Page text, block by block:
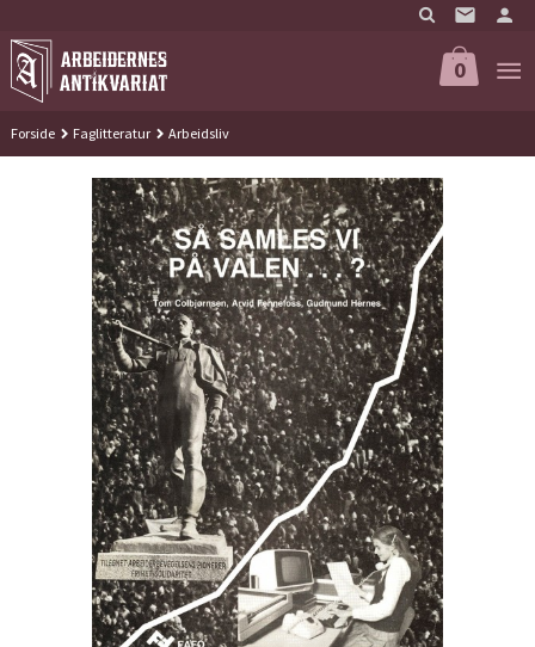
til
innholdet
0
Forside Faglitteratur Arbeidsliv